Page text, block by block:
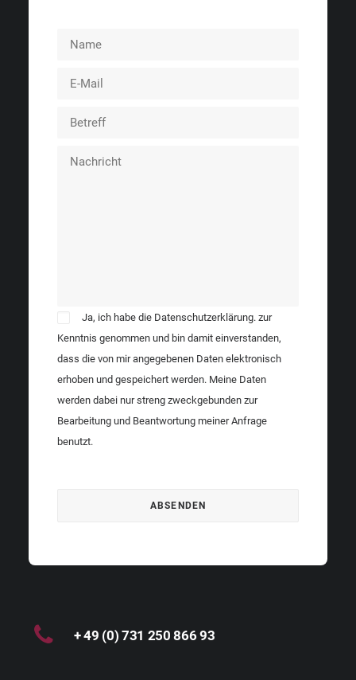
Ja, ich habe die Datenschutzerklärung. zur
Kenntnis genommen und bin damit einverstanden,
dass die von mir angegebenen Daten elektronisch
erhoben und gespeichert werden. Meine Daten
werden dabei nur streng zweckgebunden zur
Bearbeitung und Beantwortung meiner Anfrage
benutzt.
+ 49 (0) 731 250 866 93